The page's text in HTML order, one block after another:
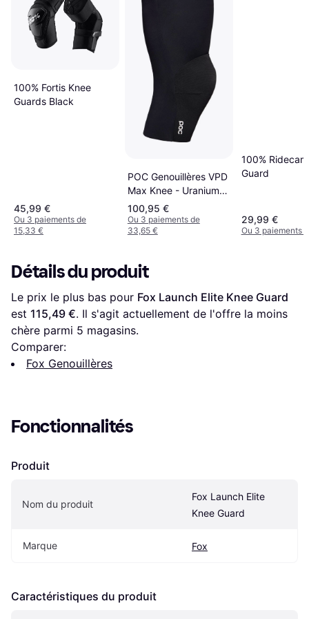
100% Fortis Knee
Guards Black
45,99 €
Ou 3 paiements de
15,33 €
POC Genouillères VPD
Max Knee - Uranium
Black
100,95 €
Ou 3 paiements de
33,65 €
100%
Guard
29,99 €
Ou 3 paiements
Détails du produit
Le prix le plus bas pour Fox Launch Elite Knee Guard
est 115,49 €. Il s'agit actuellement de l'offre la moins
chère parmi 5 magasins.
Comparer:
Fox Genouillères
Fonctionnalités
Produit
Nom du produit
Fox Launch Elite
Knee Guard
Marque Fox
Caractéristiques du produit